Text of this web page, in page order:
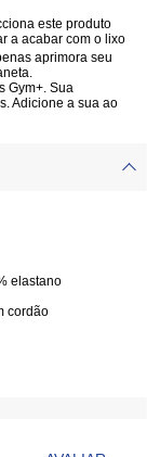
este produto
a acabar com o lixo
aprimora seu
Gym+. Sua
Adicione a sua ao
elastano
cordão